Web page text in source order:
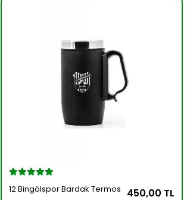
12 Bingölspor Bardak Termos 450,00 TL